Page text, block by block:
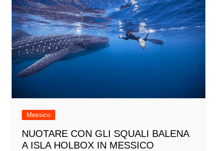
Messico
NUOTARE CON GLI SQUALI BALENA
A ISLA HOLBOX IN MESSICO